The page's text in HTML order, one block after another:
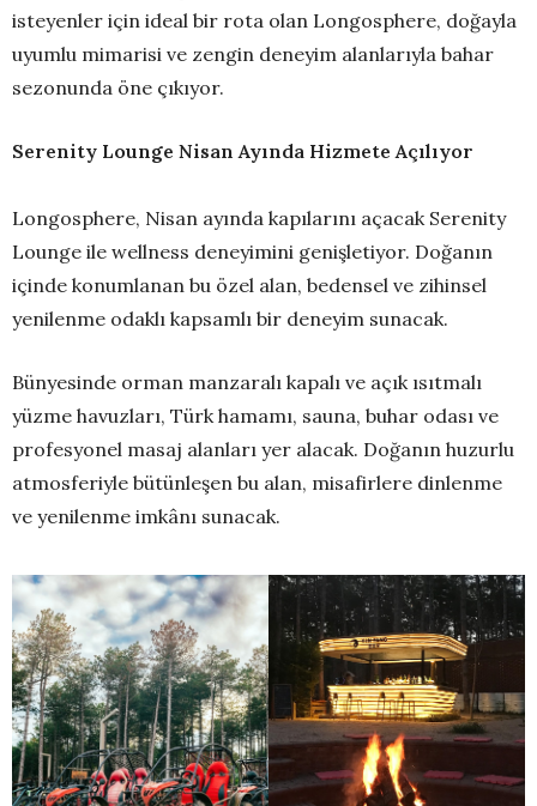
isteyenler için ideal bir rota olan Longosphere, doğayla
uyumlu mimarisi ve zengin deneyim alanlarıyla bahar
sezonunda öne çıkıyor.
Serenity Lounge Nisan Ayında Hizmete Açılıyor
Longosphere, Nisan ayında kapılarını açacak Serenity
Lounge ile wellness deneyimini genişletiyor. Doğanın
içinde konumlanan bu özel alan, bedensel ve zihinsel
yenilenme odaklı kapsamlı bir deneyim sunacak.
Bünyesinde orman manzaralı kapalı ve açık ısıtmalı
yüzme havuzları, Türk hamamı, sauna, buhar odası ve
profesyonel masaj alanları yer alacak. Doğanın huzurlu
atmosferiyle bütünleşen bu alan, misafirlere dinlenme
ve yenilenme imkânı sunacak.